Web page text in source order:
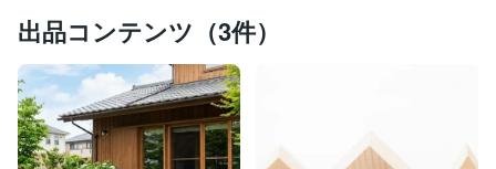
出品コンテンツ（3件）